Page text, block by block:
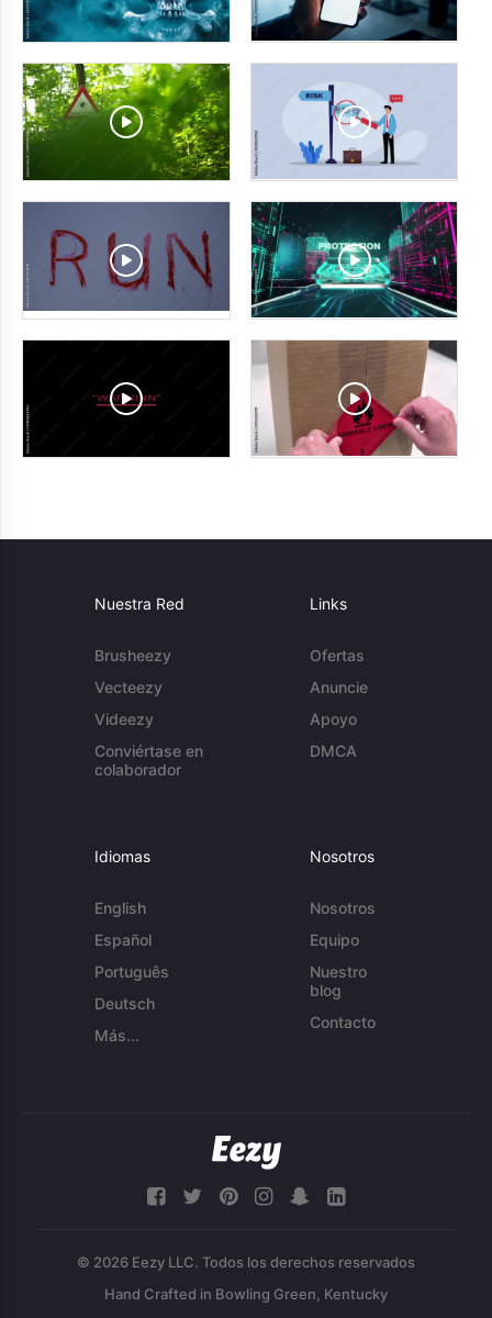
Nuestra Red
Brusheezy
Vecteezy
Videezy
Conviértase en
colaborador
Links
Ofertas
Anuncie
Apoyo
DMCA
Idiomas
English
Español
Português
Deutsch
Más...
Nosotros
Nosotros
Equipo
Nuestro
blog
Contacto
© 2026 Eezy LLC. Todos los derechos reservados